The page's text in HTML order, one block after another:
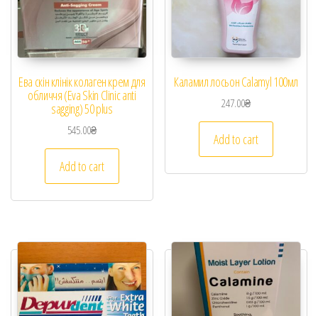
Ева скін клінік колаген крем для
обличчя (Eva Skin Clinic anti
sagging) 50 plus
545.00₴
Add to cart
Каламил лосьон Calamyl 100мл
247.00₴
Add to cart